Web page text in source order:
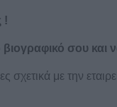
!
σου και
σχετικά με την